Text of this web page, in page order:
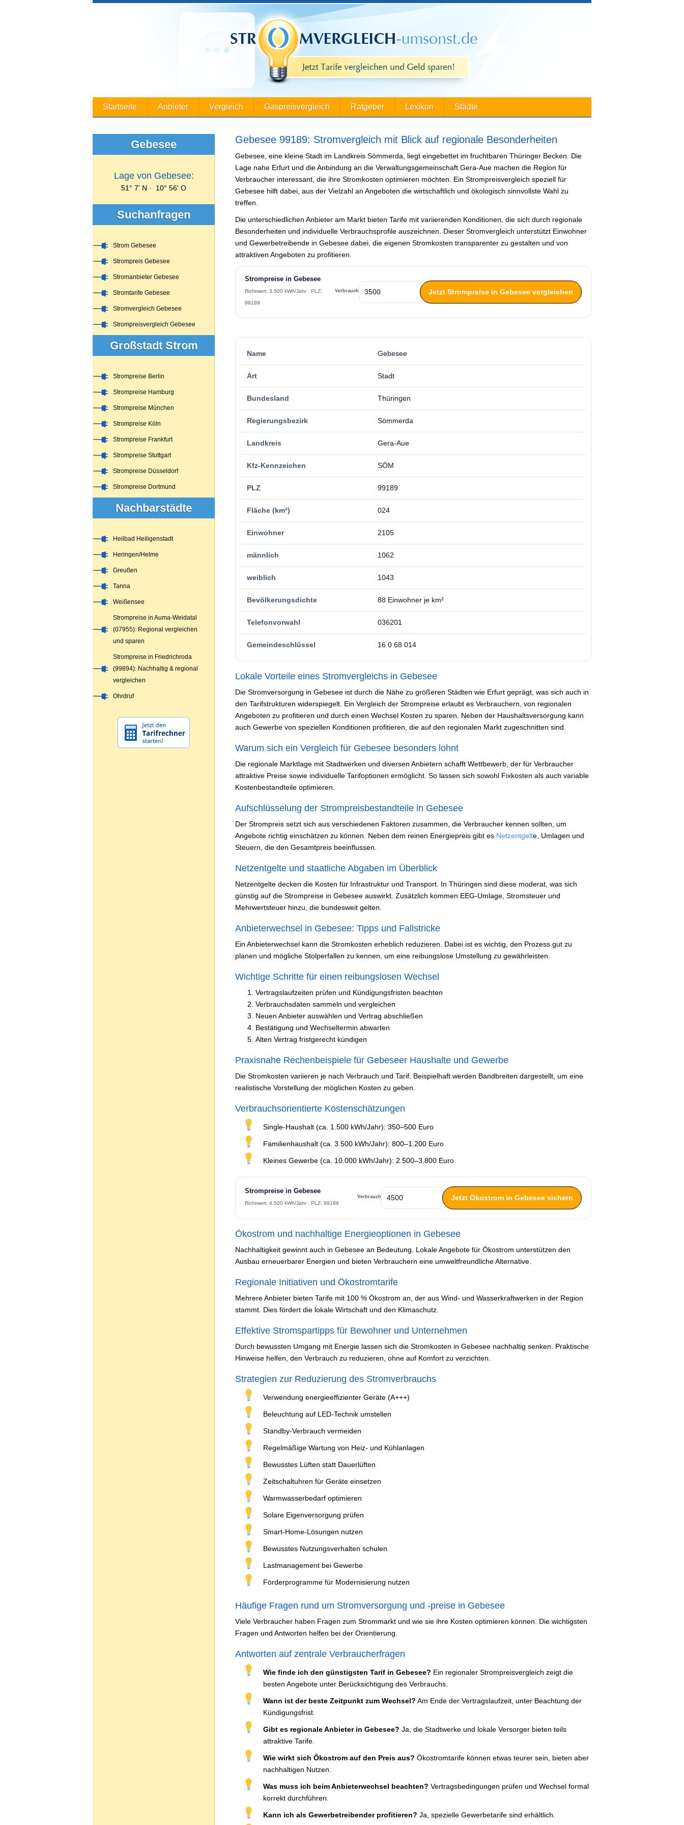
Startseite Anbieter Vergleich Gaspreisvergleich Ratgeber Lexikon Städte
Gebesee 99189: Stromvergleich mit Blick auf regionale Besonderheiten
Gebesee, eine kleine Stadt im Landkreis Sömmerda, liegt eingebettet im fruchtbaren Thüringer Becken. Die
Lage nahe Erfurt und die Anbindung an die Verwaltungsgemeinschaft Gera-Aue machen die Region für
Verbraucher interessant, die ihre Stromkosten optimieren möchten. Ein Strompreisvergleich speziell für
Gebesee hilft dabei, aus der Vielzahl an Angeboten die wirtschaftlich und ökologisch sinnvollste Wahl zu
treffen.
Die unterschiedlichen Anbieter am Markt bieten Tarife mit variierenden Konditionen, die sich durch regionale
Besonderheiten und individuelle Verbrauchsprofile auszeichnen. Dieser Stromvergleich unterstützt Einwohner
und Gewerbetreibende in Gebesee dabei, die eigenen Stromkosten transparenter zu gestalten und von
attraktiven Angeboten zu profitieren.
Strompreise in Gebesee
Richtwert: 3.500 kWh/Jahr · PLZ:
99189
Verbrauch Jetzt Strompreise in Gebesee vergleichen
Name Gebesee
Art Stadt
Bundesland Thüringen
Regierungsbezirk Sömmerda
Landkreis Gera-Aue
Kfz-Kennzeichen SÖM
PLZ 99189
Fläche (km²) 024
Einwohner 2105
männlich 1062
weiblich 1043
Bevölkerungsdichte 88 Einwohner je km²
Telefonvorwahl 036201
Gemeindeschlüssel 16 0 68 014
Lokale Vorteile eines Stromvergleichs in Gebesee
Die Stromversorgung in Gebesee ist durch die Nähe zu größeren Städten wie Erfurt geprägt, was sich auch in
den Tarifstrukturen widerspiegelt. Ein Vergleich der Strompreise erlaubt es Verbrauchern, von regionalen
Angeboten zu profitieren und durch einen Wechsel Kosten zu sparen. Neben der Haushaltsversorgung kann
auch Gewerbe von speziellen Konditionen profitieren, die auf den regionalen Markt zugeschnitten sind.
Warum sich ein Vergleich für Gebesee besonders lohnt
Die regionale Marktlage mit Stadtwerken und diversen Anbietern schafft Wettbewerb, der für Verbraucher
attraktive Preise sowie individuelle Tarifoptionen ermöglicht. So lassen sich sowohl Fixkosten als auch variable
Kostenbestandteile optimieren.
Aufschlüsselung der Strompreisbestandteile in Gebesee
Der Strompreis setzt sich aus verschiedenen Faktoren zusammen, die Verbraucher kennen sollten, um
Angebote richtig einschätzen zu können. Neben dem reinen Energiepreis gibt es Netzentgelte, Umlagen und
Steuern, die den Gesamtpreis beeinflussen.
Netzentgelte und staatliche Abgaben im Überblick
Netzentgelte decken die Kosten für Infrastruktur und Transport. In Thüringen sind diese moderat, was sich
günstig auf die Strompreise in Gebesee auswirkt. Zusätzlich kommen EEG-Umlage, Stromsteuer und
Mehrwertsteuer hinzu, die bundesweit gelten.
Anbieterwechsel in Gebesee: Tipps und Fallstricke
Ein Anbieterwechsel kann die Stromkosten erheblich reduzieren. Dabei ist es wichtig, den Prozess gut zu
planen und mögliche Stolperfallen zu kennen, um eine reibungslose Umstellung zu gewährleisten.
Wichtige Schritte für einen reibungslosen Wechsel
Vertragslaufzeiten prüfen und Kündigungsfristen beachten
Verbrauchsdaten sammeln und vergleichen
Neuen Anbieter auswählen und Vertrag abschließen
Bestätigung und Wechseltermin abwarten
Alten Vertrag fristgerecht kündigen
Praxisnahe Rechenbeispiele für Gebeseer Haushalte und Gewerbe
Die Stromkosten variieren je nach Verbrauch und Tarif. Beispielhaft werden Bandbreiten dargestellt, um eine
realistische Vorstellung der möglichen Kosten zu geben.
Verbrauchsorientierte Kostenschätzungen
Single-Haushalt (ca. 1.500 kWh/Jahr): 350–500 Euro
Familienhaushalt (ca. 3.500 kWh/Jahr): 800–1.200 Euro
Kleines Gewerbe (ca. 10.000 kWh/Jahr): 2.500–3.800 Euro
Strompreise in Gebesee
Richtwert: 4.500 kWh/Jahr · PLZ: 99189
Verbrauch Jetzt Ökostrom in Gebesee sichern
Ökostrom und nachhaltige Energieoptionen in Gebesee
Nachhaltigkeit gewinnt auch in Gebesee an Bedeutung. Lokale Angebote für Ökostrom unterstützen den
Ausbau erneuerbarer Energien und bieten Verbrauchern eine umweltfreundliche Alternative.
Regionale Initiativen und Ökostromtarife
Mehrere Anbieter bieten Tarife mit 100 % Ökostrom an, der aus Wind- und Wasserkraftwerken in der Region
stammt. Dies fördert die lokale Wirtschaft und den Klimaschutz.
Effektive Stromspartipps für Bewohner und Unternehmen
Durch bewussten Umgang mit Energie lassen sich die Stromkosten in Gebesee nachhaltig senken. Praktische
Hinweise helfen, den Verbrauch zu reduzieren, ohne auf Komfort zu verzichten.
Strategien zur Reduzierung des Stromverbrauchs
Verwendung energieeffizienter Geräte (A+++)
Beleuchtung auf LED-Technik umstellen
Standby-Verbrauch vermeiden
Regelmäßige Wartung von Heiz- und Kühlanlagen
Bewusstes Lüften statt Dauerlüften
Zeitschaltuhren für Geräte einsetzen
Warmwasserbedarf optimieren
Solare Eigenversorgung prüfen
Smart-Home-Lösungen nutzen
Bewusstes Nutzungsverhalten schulen
Lastmanagement bei Gewerbe
Förderprogramme für Modernisierung nutzen
Häufige Fragen rund um Stromversorgung und -preise in Gebesee
Viele Verbraucher haben Fragen zum Strommarkt und wie sie ihre Kosten optimieren können. Die wichtigsten
Fragen und Antworten helfen bei der Orientierung.
Antworten auf zentrale Verbraucherfragen
Wie finde ich den günstigsten Tarif in Gebesee? Ein regionaler Strompreisvergleich zeigt die
besten Angebote unter Berücksichtigung des Verbrauchs.
Wann ist der beste Zeitpunkt zum Wechsel? Am Ende der Vertragslaufzeit, unter Beachtung der
Kündigungsfrist.
Gibt es regionale Anbieter in Gebesee? Ja, die Stadtwerke und lokale Versorger bieten teils
attraktive Tarife.
Wie wirkt sich Ökostrom auf den Preis aus? Ökostromtarife können etwas teurer sein, bieten aber
nachhaltigen Nutzen.
Was muss ich beim Anbieterwechsel beachten? Vertragsbedingungen prüfen und Wechsel formal
korrekt durchführen.
Kann ich als Gewerbetreibender profitieren? Ja, spezielle Gewerbetarife sind erhältlich.
Gebesee
Lage von Gebesee:
51° 7' N · 10° 56' O
Suchanfragen
Strom Gebesee
Strompreis Gebesee
Stromanbieter Gebesee
Stromtarife Gebesee
Stromvergleich Gebesee
Strompreisvergleich Gebesee
Großstadt Strom
Strompreise Berlin
Strompreise Hamburg
Strompreise München
Strompreise Köln
Strompreise Frankfurt
Strompreise Stuttgart
Strompreise Düsseldorf
Strompreise Dortmund
Nachbarstädte
Heilbad Heiligenstadt
Heringen/Helme
Greußen
Tanna
Weißensee
Strompreise in Auma-Weidatal
(07955): Regional vergleichen
und sparen
Strompreise in Friedrichroda
(99894): Nachhaltig & regional
vergleichen
Ohrdruf